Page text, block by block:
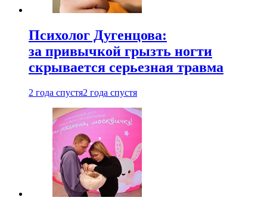
Психолог Дугенцова:
за привычкой грызть ногти
скрывается серьезная травма
2 года спустя2 года спустя